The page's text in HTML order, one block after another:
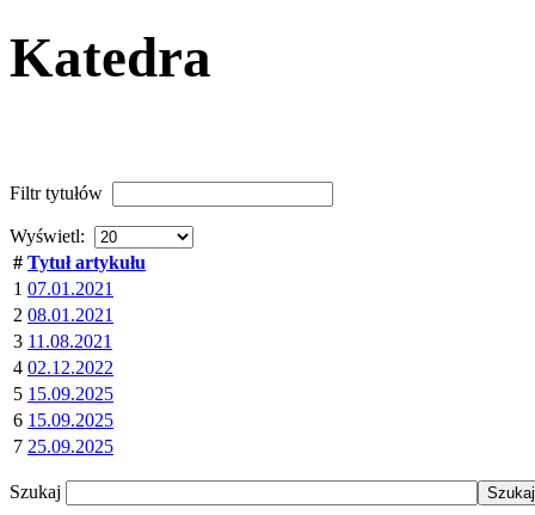
Katedra
Filtr tytułów
Wyświetl:
# Tytuł artykułu
1 07.01.2021
2 08.01.2021
3 11.08.2021
4 02.12.2022
5 15.09.2025
6 15.09.2025
7 25.09.2025
Szukaj